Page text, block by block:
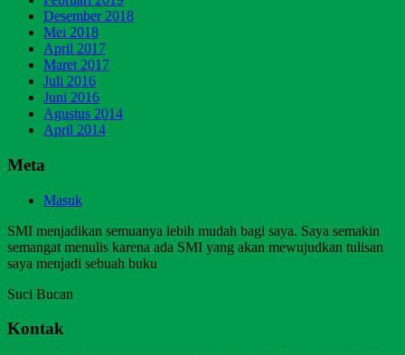
Desember 2018
Mei 2018
April 2017
Maret 2017
Juli 2016
Juni 2016
Agustus 2014
April 2014
Meta
Masuk
SMI menjadikan semuanya lebih mudah bagi saya. Saya semakin
semangat menulis karena ada SMI yang akan mewujudkan tulisan
saya menjadi sebuah buku
Suci Bucan
Kontak